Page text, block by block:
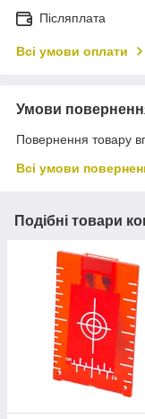
Післяплата
Всі умови оплати
Умови
Повернення товару
Всі умови
Подібні товари